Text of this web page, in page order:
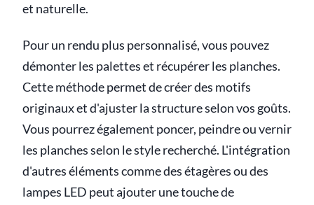
et naturelle.
Pour un rendu plus personnalisé, vous pouvez
démonter les palettes et récupérer les planches.
Cette méthode permet de créer des motifs
originaux et d'ajuster la structure selon vos goûts.
Vous pourrez également poncer, peindre ou vernir
les planches selon le style recherché. L'intégration
d'autres éléments comme des étagères ou des
lampes LED peut ajouter une touche de